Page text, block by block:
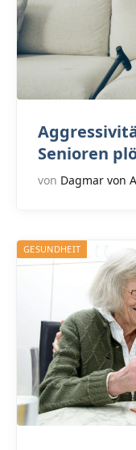
Senioren
von Dagmar von
GESUNDHEIT